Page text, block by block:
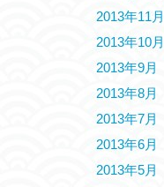
2013年11月
2013年10月
2013年9月
2013年8月
2013年7月
2013年6月
2013年5月